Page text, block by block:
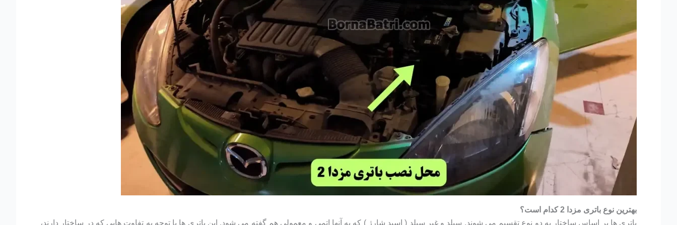
بهترین نوع باتری مزدا 2 کدام است؟
باتری ها بر اساس ساختار به دو نوع تقسیم می شوند. سیلد و غیر سیلد ( اسید شارژ ) که به آنها اتمی و معمولی هم گفته می شود. این باتری ها با توجه به تفاوت هایی که در ساختار دارند،